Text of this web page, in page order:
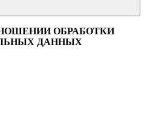
ОБРАБОТКИ
ДАННЫХ